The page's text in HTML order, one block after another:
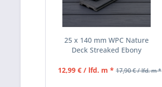
25 x 140 mm WPC Nature
Deck Streaked Ebony
12,99 € / lfd. m * 17,90 € / lfd. m *